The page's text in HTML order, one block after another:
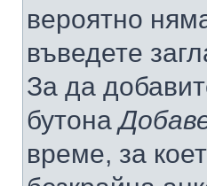
вероятно
въведете
За да
бутона
време, за